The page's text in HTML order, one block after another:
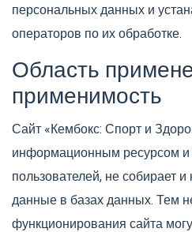
персональных данных и
операторов по их обработке.
Область
применимость
Сайт «Кембокс: Спорт и
информационным ресурсом и
пользователей, не собирает
данные в базах данных. Тем
функционирования сайта